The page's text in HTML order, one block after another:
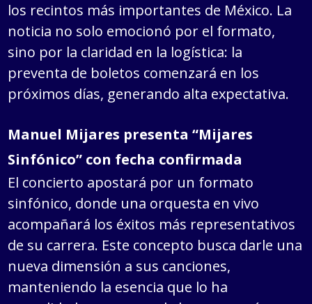
los recintos más importantes de México. La
noticia no solo emocionó por el formato,
sino por la claridad en la logística: la
preventa de boletos comenzará en los
próximos días, generando alta expectativa.
Manuel Mijares presenta “Mijares
Sinfónico” con fecha confirmada
El concierto apostará por un formato
sinfónico, donde una orquesta en vivo
acompañará los éxitos más representativos
de su carrera. Este concepto busca darle una
nueva dimensión a sus canciones,
manteniendo la esencia que lo ha